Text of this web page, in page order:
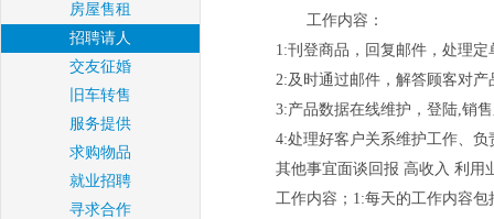
房屋售租
招聘请人
交友征婚
旧车转售
服务提供
求购物品
就业招聘
寻求合作
工作内容：
1:刊登商品，回复邮件，处理定
2:及时通过邮件，解答顾客对
3:产品数据在线维护，登陆,销
4:处理好客户关系维护工作、
其他事宜面谈回报 高收入 利用
工作内容；1:每天的工作内容